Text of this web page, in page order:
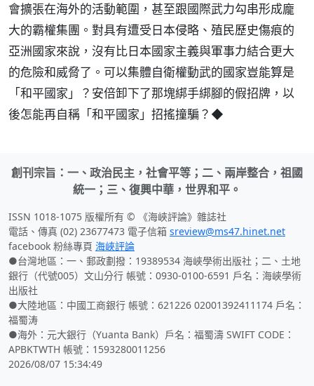
會擴張在海外的活動範圍，甚至跟國際武力勾串形成龐
大的霸權集團。對具有遭受日本侵略、殖民歷史傷痕的
亞洲國家來說，沒有比日本國家主義與軍事力結合更大
的危險和威脅了。可以集體自衛權動武的國家豈能算是
「和平國家」？安倍卸下了那塊綁手綁腳的假招牌，以
後怎能再自稱「和平國家」招搖撞騙？◆
創刊宗旨：一、政治民主，社會平等；二、兩岸整合，祖國
統一；三、復興中華，世界和平。
ISSN 1018-1075 版權所有 © 《海峽評論》雜誌社
電話、傳真 (02) 23677473 電子信箱 sreview@ms47.hinet.net
facebook 粉絲專頁 海峽評論
●台灣地區：一、郵政劃撥：19389534 海峽學術出版社；二、土地
銀行（代號005）文山分行 帳號：0930-0100-6591 戶名：海峽學術
出版社
●大陸地區：中國工商銀行 帳號：621226 02001392411174 戶名：
福蜀涛
●海外：元大銀行（Yuanta Bank）戶名：福蜀濤 SWIFT CODE：
APBKTWTH 帳號：1593280011256
2026/08/07 15:34:49